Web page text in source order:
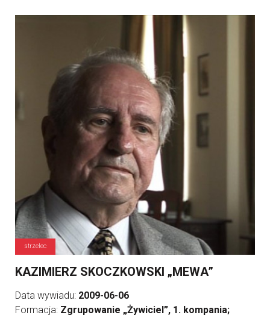
strzelec
KAZIMIERZ SKOCZKOWSKI „MEWA”
Data wywiadu: 2009-06-06
Formacja: Zgrupowanie „Żywiciel”, 1. kompania;